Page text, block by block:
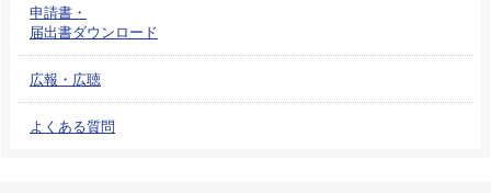
申請書・
届出書ダウンロード
広報・広聴
よくある質問